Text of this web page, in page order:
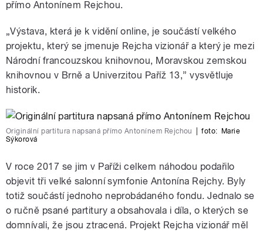
přímo Antonínem Rejchou.
„Výstava, která je k vidění online, je součástí velkého
projektu, který se jmenuje Rejcha vizionář a který je mezi
Národní francouzskou knihovnou, Moravskou zemskou
knihovnou v Brně a Univerzitou Paříž 13,” vysvětluje
historik.
Originální partitura napsaná přímo Antonínem Rejchou foto: Marie
Sýkorová
V roce 2017 se jim v Paříži celkem náhodou podařilo
objevit tři velké salonní symfonie Antonína Rejchy. Byly
totiž součástí jednoho neprobádaného fondu. Jednalo se
o ručně psané partitury a obsahovala i díla, o kterých se
domnívali, že jsou ztracená. Projekt Rejcha vizionář měl